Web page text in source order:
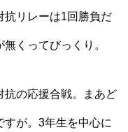
抗リレーは1回勝負だ
くってびっくり。
の応援合戦。まあど
すが。3年生を中心に